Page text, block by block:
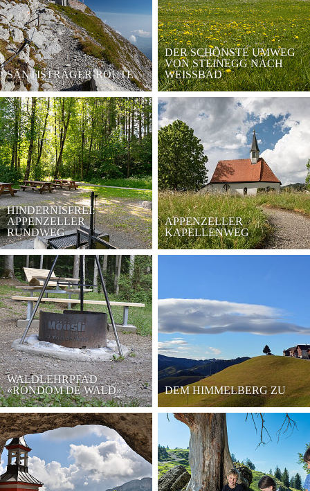
SÄNTISTRÄGER-ROUTE
DER SCHÖNSTE UMWEG
VON STEINEGG NACH
WEISSBAD
HINDERNISFREI:
APPENZELLER
RUNDWEG
APPENZELLER
KAPELLENWEG
WALDLEHRPFAD
«RONDOM DE WALD»
DEM HIMMELBERG ZU